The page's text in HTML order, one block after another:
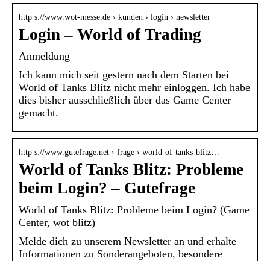
http s://www.wot-messe.de › kunden › login › newsletter
Login – World of Trading
Anmeldung
Ich kann mich seit gestern nach dem Starten bei
World of Tanks Blitz nicht mehr einloggen. Ich habe
dies bisher ausschließlich über das Game Center
gemacht.
http s://www.gutefrage.net › frage › world-of-tanks-blitz…
World of Tanks Blitz: Probleme
beim Login? – Gutefrage
World of Tanks Blitz: Probleme beim Login? (Game
Center, wot blitz)
Melde dich zu unserem Newsletter an und erhalte
Informationen zu Sonderangeboten, besondere